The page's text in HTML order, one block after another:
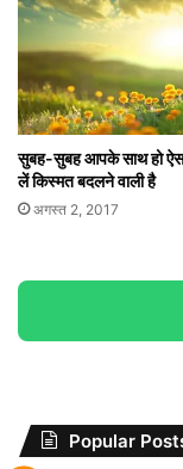
सुबह-सुबह आपके साथ हो
लें किस्मत बदलने वाली है
अगस्त 2, 2017
Popular